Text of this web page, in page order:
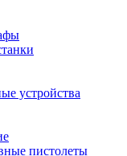
устройства
пистолеты